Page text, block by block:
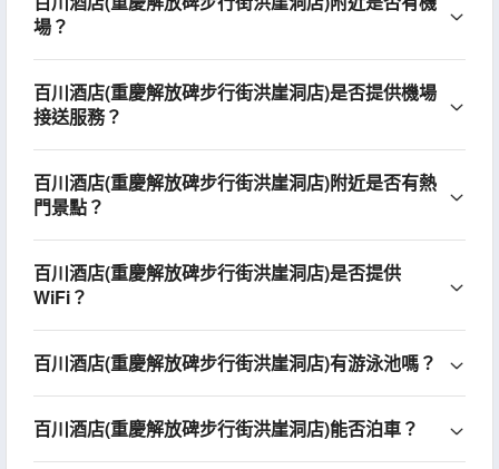
場？
百川酒店(重慶解放碑步行街洪崖洞店)是否提供機場
接送服務？
百川酒店(重慶解放碑步行街洪崖洞店)附近是否有熱
門景點？
百川酒店(重慶解放碑步行街洪崖洞店)是否提供
WiFi？
百川酒店(重慶解放碑步行街洪崖洞店)有游泳池嗎？
百川酒店(重慶解放碑步行街洪崖洞店)能否泊車？